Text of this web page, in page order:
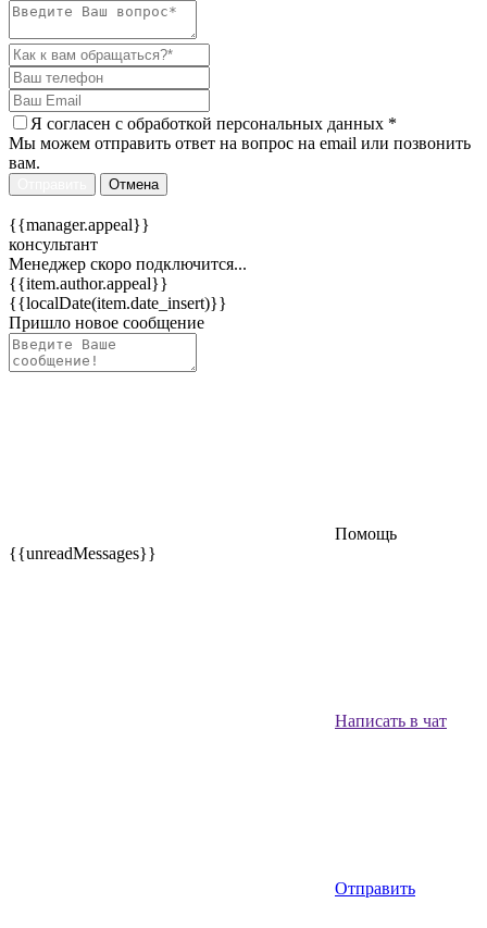
Я согласен c обработкой персональных данных *
Мы можем отправить ответ на вопрос на email или позвонить
вам.
Отмена
{{manager.appeal}}
консультант
Менеджер скоро подключится...
{{item.author.appeal}}
{{localDate(item.date_insert)}}
Пришло новое сообщение
Помощь
{{unreadMessages}}
Написать в чат
Отправить